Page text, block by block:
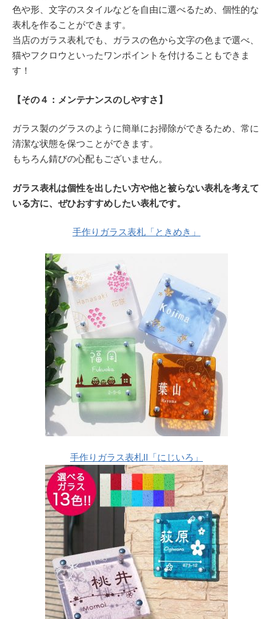
色や形、文字のスタイルなどを自由に選べるため、個性的な
表札を作ることができます。
当店のガラス表札でも、ガラスの色から文字の色まで選べ、
猫やフクロウといったワンポイントを付けることもできま
す！
【その４：メンテナンスのしやすさ】
ガラス製のグラスのように簡単にお掃除ができるため、常に
清潔な状態を保つことができます。
もちろん錆びの心配もございません。
ガラス表札は個性を出したい方や他と被らない表札を考えて
いる方に、ぜひおすすめしたい表札です。
手作りガラス表札「ときめき」
手作りガラス表札II「にじいろ」